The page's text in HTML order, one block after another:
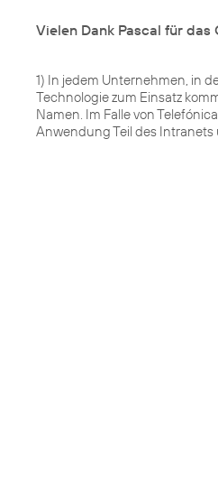
Vielen Dank Pascal für das
1) In jedem Unternehmen, in
Technologie zum Einsatz
Namen. Im Falle von
Anwendung Teil des Intranets